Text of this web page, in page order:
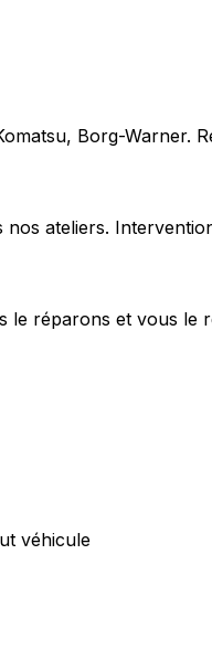
Borg-Warner.
ateliers.
réparons et vous le
véhicule